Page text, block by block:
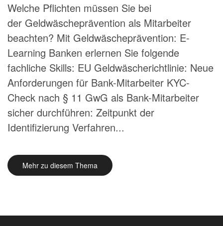
Welche Pflichten müssen Sie bei
der Geldwäscheprävention als Mitarbeiter
beachten? Mit Geldwäscheprävention: E-
Learning Banken erlernen Sie folgende
fachliche Skills: EU Geldwäscherichtlinie: Neue
Anforderungen für Bank-Mitarbeiter KYC-
Check nach § 11 GwG als Bank-Mitarbeiter
sicher durchführen: Zeitpunkt der
Identifizierung Verfahren...
Mehr zu diesem Thema